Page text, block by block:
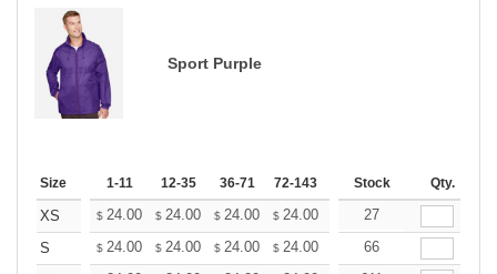
Sport Purple
Size 1-11 12-35 36-71 72-143 144-287 288 + More
Stock Qty.
XS $ 24.00 $ 24.00 $ 24.00 $ 24.00 24.00
27
S
$ 24.00 $ 24.00 $ 24.00 $ 24.00 24.00
66